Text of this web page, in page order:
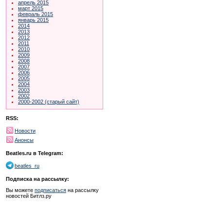
апрель 2015
март 2015
февраль 2015
январь 2015
2014
2013
2012
2011
2010
2009
2008
2007
2006
2005
2004
2003
2002
2000-2002 (старый сайт)
RSS:
Новости
Анонсы
Beatles.ru в Telegram:
beatles_ru
Подписка на рассылку:
Вы можете подписаться на рассылку
новостей Битлз.ру